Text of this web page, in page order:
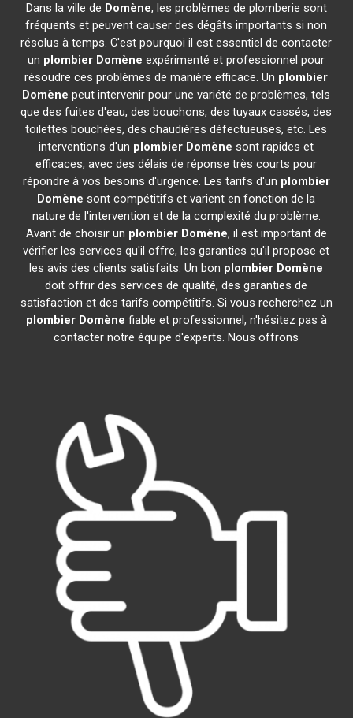
Dans la ville de Domène, les problèmes de plomberie sont
fréquents et peuvent causer des dégâts importants si non
résolus à temps. C'est pourquoi il est essentiel de contacter
un plombier Domène expérimenté et professionnel pour
résoudre ces problèmes de manière efficace. Un plombier
Domène peut intervenir pour une variété de problèmes, tels
que des fuites d'eau, des bouchons, des tuyaux cassés, des
toilettes bouchées, des chaudières défectueuses, etc. Les
interventions d'un plombier Domène sont rapides et
efficaces, avec des délais de réponse très courts pour
répondre à vos besoins d'urgence. Les tarifs d'un plombier
Domène sont compétitifs et varient en fonction de la
nature de l'intervention et de la complexité du problème.
Avant de choisir un plombier Domène, il est important de
vérifier les services qu'il offre, les garanties qu'il propose et
les avis des clients satisfaits. Un bon plombier Domène
doit offrir des services de qualité, des garanties de
satisfaction et des tarifs compétitifs. Si vous recherchez un
plombier Domène fiable et professionnel, n'hésitez pas à
contacter notre équipe d'experts. Nous offrons